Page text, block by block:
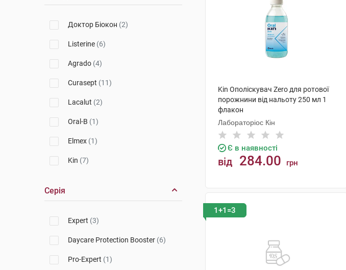
Доктор Біокон (2)
Listerine (6)
Agrado (4)
Curasept (11)
Lacalut (2)
Oral-B (1)
Elmex (1)
Kin (7)
Серія
Expert (3)
Daycare Protection Booster (6)
Pro-Expert (1)
Kin Ополіскувач Zero для ротової
порожнини від нальоту 250 мл 1
флакон
Лабораторіос Кін
Є в наявності
від 284.00 грн
1+1=3